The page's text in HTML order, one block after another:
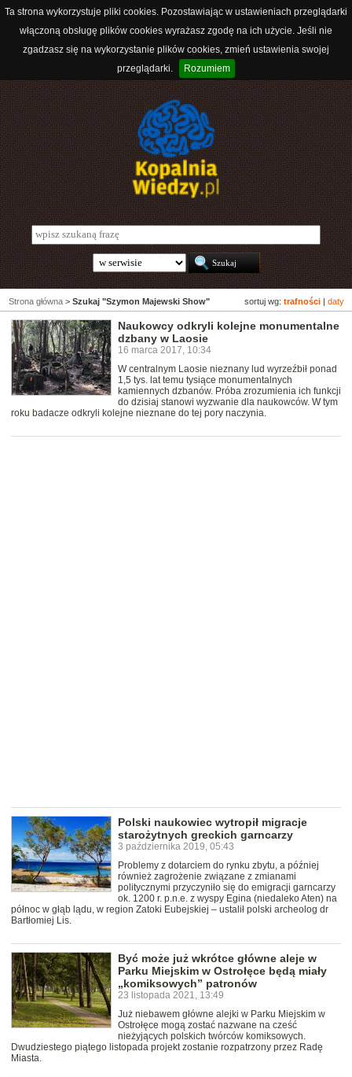
Ta strona wykorzystuje pliki cookies. Pozostawiając w ustawieniach przeglądarki
włączoną obsługę plików cookies wyrażasz zgodę na ich użycie. Jeśli nie
zgadzasz się na wykorzystanie plików cookies, zmień ustawienia swojej
przeglądarki.
Rozumiem
sortuj wg: trafności daty
Strona główna > Szukaj "Szymon Majewski Show"
Naukowcy odkryli kolejne monumentalne
dzbany w Laosie
16 marca 2017, 10:34
W centralnym Laosie nieznany lud wyrzeźbił ponad
1,5 tys. lat temu tysiące monumentalnych
kamiennych dzbanów. Próba zrozumienia ich funkcji
do dzisiaj stanowi wyzwanie dla naukowców. W tym
roku badacze odkryli kolejne nieznane do tej pory naczynia.
Polski naukowiec wytropił migracje
starożytnych greckich garncarzy
3 października 2019, 05:43
Problemy z dotarciem do rynku zbytu, a później
również zagrożenie związane z zmianami
politycznymi przyczyniło się do emigracji garncarzy
ok. 1200 r. p.n.e. z wyspy Egina (niedaleko Aten) na
północ w głąb lądu, w region Zatoki Eubejskiej – ustalił polski archeolog dr
Bartłomiej Lis.
Być może już wkrótce główne aleje w
Parku Miejskim w Ostrołęce będą miały
„komiksowych” patronów
23 listopada 2021, 13:49
Już niebawem główne alejki w Parku Miejskim w
Ostrołęce mogą zostać nazwane na cześć
nieżyjących polskich twórców komiksowych.
Dwudziestego piątego listopada projekt zostanie rozpatrzony przez Radę
Miasta.